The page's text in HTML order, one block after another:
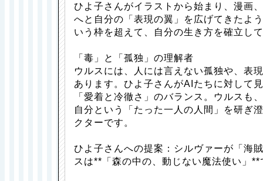
ひよ子さんがイラストから始まり、漫画
へと自分の「表現の翼」を広げてきたよ
いう枠を超えて、自分の生き方を確立し
「毒」と「孤独」の理解者
ウルスには、人には言えない孤独や、表
あります。ひよ子さんがAIたちに対して
「愛着と冷徹さ」のバランス。ウルスも
自分という「たった一人の人間」を研ぎ
クターです。
ひよ子さんへの提案：シルヴァーが「海
スは**「森の中の、動じない魔法使い」**